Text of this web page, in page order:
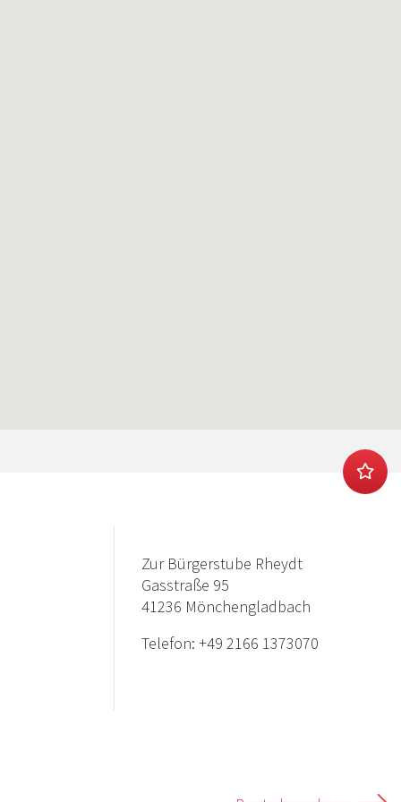
Zur Bürgerstube Rheydt
Gasstraße 95
41236 Mönchengladbach
Telefon: +49 2166 1373070